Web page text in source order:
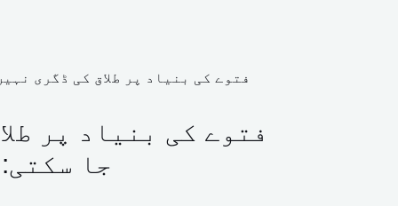
فتوے کی بنیاد پر
جا